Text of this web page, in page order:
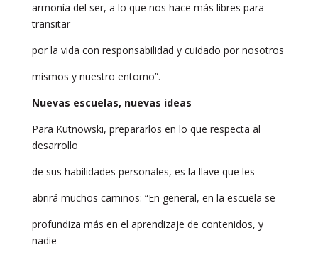
armonía del ser, a lo que nos hace más libres para
transitar
por la vida con responsabilidad y cuidado por nosotros
mismos y nuestro entorno”.
Nuevas escuelas, nuevas ideas
Para Kutnowski, prepararlos en lo que respecta al
desarrollo
de sus habilidades personales, es la llave que les
abrirá muchos caminos: “En general, en la escuela se
profundiza más en el aprendizaje de contenidos, y
nadie